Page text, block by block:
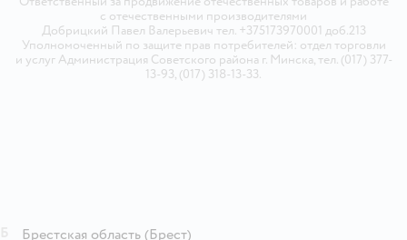
с отечественными производителями
Добрицкий Павел Валерьевич тел. +375173970001 доб.213
Уполномоченный по защите прав потребителей: отдел торговли
и услуг Администрация Советского района г. Минска, тел. (017) 377-
13-93, (017) 318-13-33.
Брестская область (Брест)